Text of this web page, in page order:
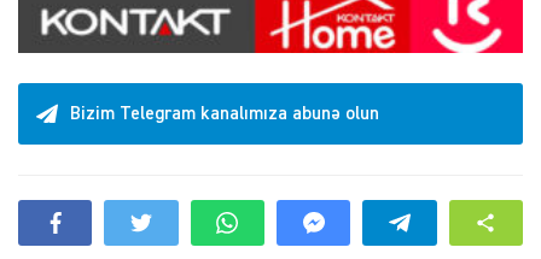
Bizim Telegram kanalımıza abunə olun